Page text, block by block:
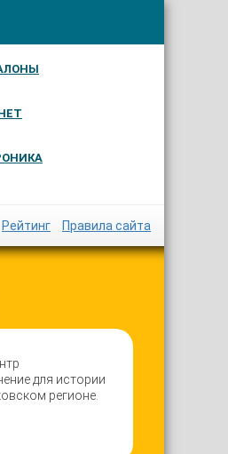
Рейтинг Правила сайта
для истории
регионе.